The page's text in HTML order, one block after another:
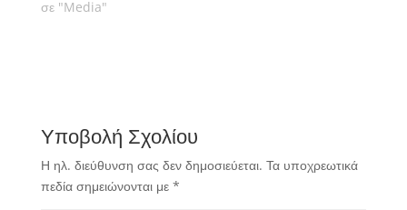
σε "Media"
Υποβολή Σχολίου
Η ηλ. διεύθυνση σας δεν δημοσιεύεται. Τα υποχρεωτικά
πεδία σημειώνονται με *